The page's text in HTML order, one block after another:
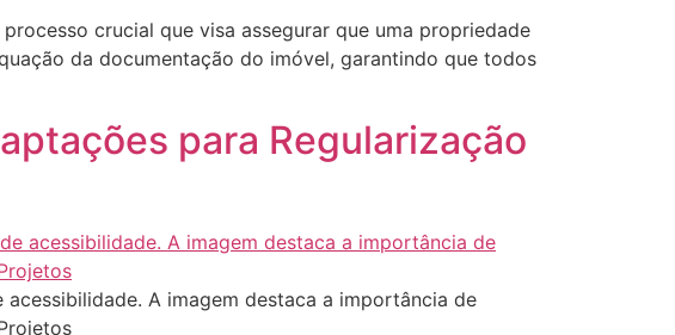
crucial que visa assegurar que uma propriedade
da documentação do imóvel, garantindo que todos
para Regularização
A imagem destaca a importância de